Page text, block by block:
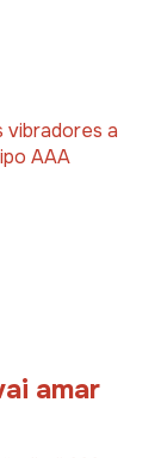
vibradores a
AAA
amar